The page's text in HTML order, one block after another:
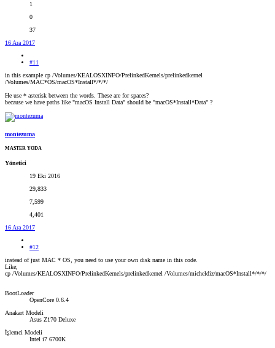
1
0
37
16 Ara 2017
#11
in this example cp /Volumes/KEALOSXINFO/PrelinkedKernels/prelinkedkernel
/Volumes/MAC*OS/macOS*Install*/*/*/
He use * asterisk between the words. These are for spaces?
because we have paths like "macOS Install Data" should be "macOS*Install*Data" ?
montezuma
MASTER YODA
Yönetici
19 Eki 2016
29,833
7,599
4,401
16 Ara 2017
#12
instead of just MAC * OS, you need to use your own disk name in this code.
Like;
cp /Volumes/KEALOSXINFO/PrelinkedKernels/prelinkedkernel /Volumes/micheldiz/macOS*Install*/*/*/
BootLoader
OpenCore 0.6.4
Anakart Modeli
Asus Z170 Deluxe
İşlemci Modeli
Intel i7 6700K